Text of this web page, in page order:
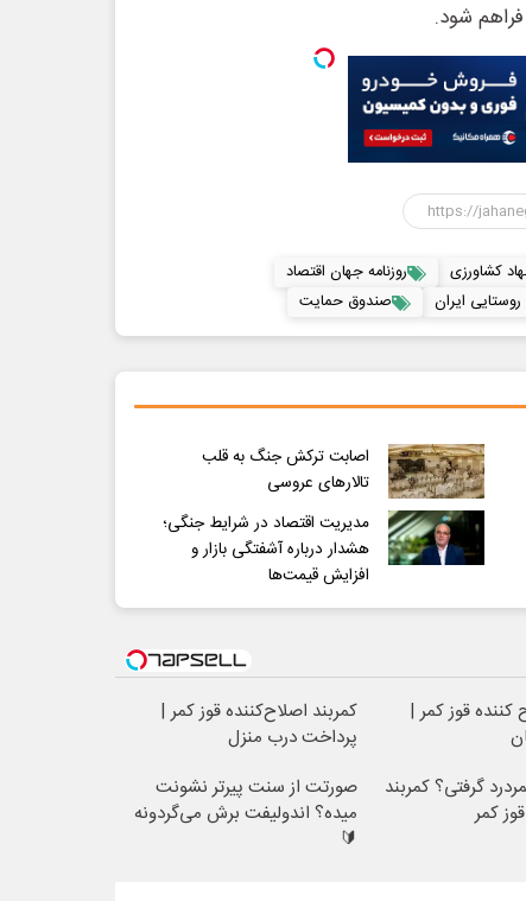
شود.
کشاورزی
روزنامه جهان اقتصاد
ایران صندوق حمایت
اصابت ترکش جنگ به قلب
تالارهای عروسی
مدیریت اقتصاد در شرایط جنگی؛
هشدار درباره آشفتگی بازار و
افزایش قیمت‌ها
کننده قوز کمر |
کمربند اصلاح‌کننده قوز کمر |
پرداخت درب منزل
گرفتی؟ کمربند
کمر
صورتت از سنت پیرتر نشونت
میده؟ اندولیفت برش می‌گردونه
🔰